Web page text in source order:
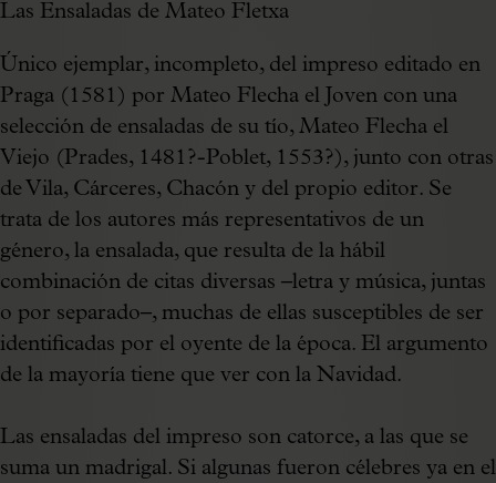
Las Ensaladas de Mateo Fletxa
Único ejemplar, incompleto, del impreso editado en
Praga (1581) por Mateo Flecha el Joven con una
selección de ensaladas de su tío, Mateo Flecha el
Viejo (Prades, 1481?-Poblet, 1553?), junto con otras
de Vila, Cárceres, Chacón y del propio editor. Se
trata de los autores más representativos de un
género, la ensalada, que resulta de la hábil
combinación de citas diversas –letra y música, juntas
o por separado–, muchas de ellas susceptibles de ser
identificadas por el oyente de la época. El argumento
de la mayoría tiene que ver con la Navidad.
Las ensaladas del impreso son catorce, a las que se
suma un madrigal. Si algunas fueron célebres ya en el